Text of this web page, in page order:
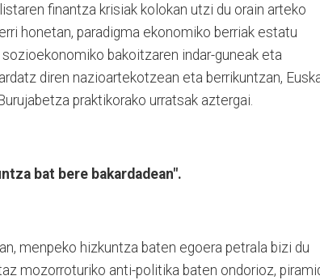
finantza krisiak kolokan utzi du orain arteko
honetan, paradigma ekonomiko berriak estatu
bakoitzaren indar-guneak eta
diren nazioartekotzean eta berrikuntzan,
praktikorako urratsak aztergai.
bat bere bakardadean".
menpeko hizkuntza baten egoera petrala bizi du
mozorroturiko anti-politika baten ondorioz,